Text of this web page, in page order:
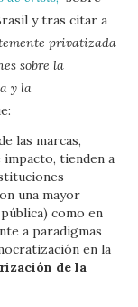
y tras citar a
privatizada
sobre la
y la
las marcas,
tienden a
una mayor
como en
a paradigmas
en la
de la